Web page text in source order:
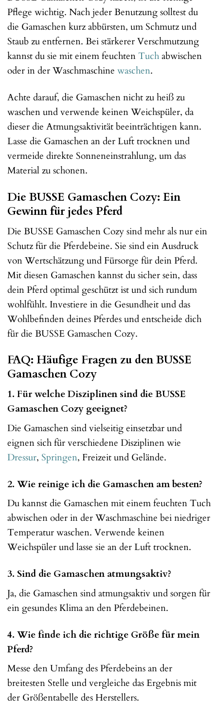
Pflege wichtig. Nach jeder Benutzung solltest du
die Gamaschen kurz abbürsten, um Schmutz und
Staub zu entfernen. Bei stärkerer Verschmutzung
kannst du sie mit einem feuchtenTuchabwischen
oder in der Waschmaschine waschen.
Achte darauf, die Gamaschen nicht zu heiß zu
waschen und verwende keinen Weichspüler, da
dieser die Atmungsaktivität beeinträchtigen kann.
Lasse die Gamaschen an der Luft trocknen und
vermeide direkte Sonneneinstrahlung, um das
Material zu schonen.
Die BUSSE Gamaschen Cozy: Ein
Gewinn für jedes Pferd
Die BUSSE Gamaschen Cozy sind mehr als nur ein
Schutz für die Pferdebeine. Sie sind ein Ausdruck
von Wertschätzung und Fürsorge für dein Pferd.
Mit diesen Gamaschen kannst du sicher sein, dass
dein Pferd optimal geschützt ist und sich rundum
wohlfühlt. Investiere in die Gesundheit und das
Wohlbefinden deines Pferdes und entscheide dich
für die BUSSE Gamaschen Cozy.
FAQ: Häufige Fragen zu den BUSSE
Gamaschen Cozy
1. Für welche Disziplinen sind die BUSSE
Gamaschen Cozy geeignet?
Die Gamaschen sind vielseitig einsetzbar und
eignen sich für verschiedene Disziplinen wie
Dressur, Springen, Freizeit und Gelände.
2. Wie reinige ich die Gamaschen am besten?
Du kannst die Gamaschen mit einem feuchten Tuch
abwischen oder in der Waschmaschine bei niedriger
Temperatur waschen. Verwende keinen
Weichspüler und lasse sie an der Luft trocknen.
3. Sind die Gamaschen atmungsaktiv?
Ja, die Gamaschen sind atmungsaktiv und sorgen für
ein gesundes Klima an den Pferdebeinen.
4. Wie finde ich die richtige Größe für mein
Pferd?
Messe den Umfang des Pferdebeins an der
breitesten Stelle und vergleiche das Ergebnis mit
der Größentabelle des Herstellers.